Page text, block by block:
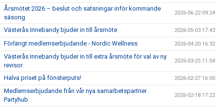
Årsmötet 2026 – beslut och satsningar inför kommande
säsong
2026-06-22 09:24
Västerås Innebandy bjuder in till årsmöte 2026-05-03 17:43
Förlängt medlemserbjudande - Nordic Wellness 2026-04-20 16:32
Västerås Innebandy bjuder in till extra årsmöte för val av ny
revisor
2026-03-25 11:04
Halva priset på fönsterputs! 2026-02-27 16:00
Medlemserbjudande från vår nya samarbetspartner
Partyhub
2026-02-18 17:22